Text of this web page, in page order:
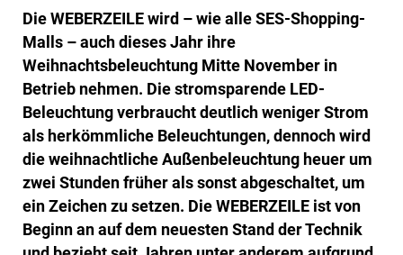
Die WEBERZEILE wird – wie alle SES-Shopping-
Malls – auch dieses Jahr ihre
Weihnachtsbeleuchtung Mitte November in
Betrieb nehmen. Die stromsparende LED-
Beleuchtung verbraucht deutlich weniger Strom
als herkömmliche Beleuchtungen, dennoch wird
die weihnachtliche Außenbeleuchtung heuer um
zwei Stunden früher als sonst abgeschaltet, um
ein Zeichen zu setzen. Die WEBERZEILE ist von
Beginn an auf dem neuesten Stand der Technik